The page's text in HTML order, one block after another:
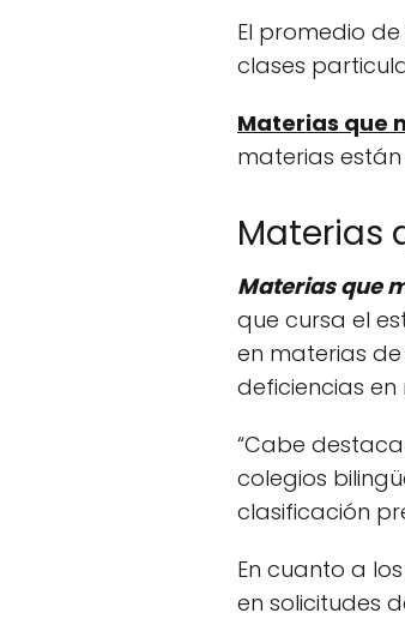
El promedio
clases
Materias que
materias están
Materias
Materias que
que cursa el
en materias
deficiencias
“Cabe
colegios
clasificación
En cuanto a
en solicitudes